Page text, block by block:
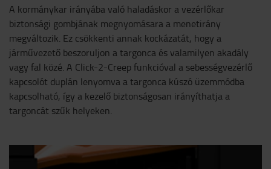
A kormánykar irányába való haladáskor a vezérlőkar
biztonsági gombjának megnyomásara a menetirány
megváltozik. Ez csökkenti annak kockázatát, hogy a
járművezető beszoruljon a targonca és valamilyen akadály
vagy fal közé. A Click-2-Creep funkcióval a sebességvezérlő
kapcsolót duplán lenyomva a targonca kúszó üzemmódba
kapcsolható, így a kezelő biztonságosan irányíthatja a
targoncát szűk helyeken.